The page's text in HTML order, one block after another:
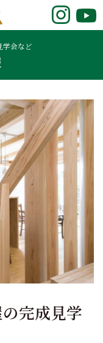
ヤマサハウス
モデルハウスをお探し
内で11年連続ナンバ
絆の家でおなじみの
情報や家づくりのこだ
学会など
完成見学